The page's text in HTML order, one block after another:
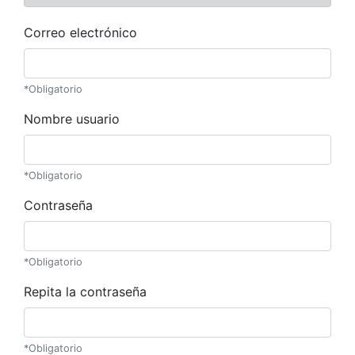
Correo electrónico
*Obligatorio
Nombre usuario
*Obligatorio
Contraseña
*Obligatorio
Repita la contraseña
*Obligatorio